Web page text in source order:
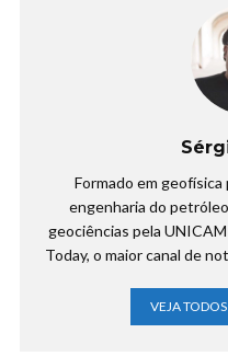
Formado em geofísica
engenharia do
geociências pela
Today, o maior canal de
VEJA